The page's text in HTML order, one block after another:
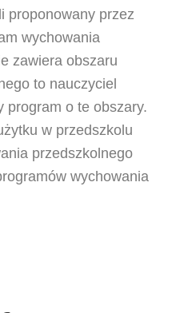
proponowany przez
wychowania
zawiera obszaru
to nauczyciel
program o te obszary.
w przedszkolu
przedszkolnego
wychowania